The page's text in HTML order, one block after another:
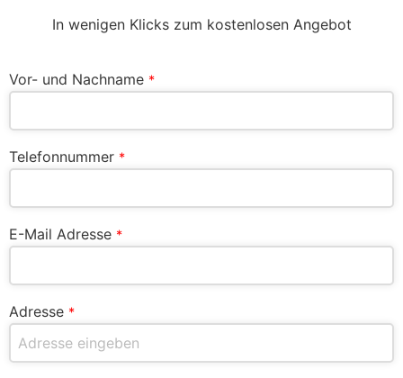
In wenigen Klicks zum kostenlosen Angebot
Vor- und Nachname *
Telefonnummer *
E-Mail Adresse *
Adresse *